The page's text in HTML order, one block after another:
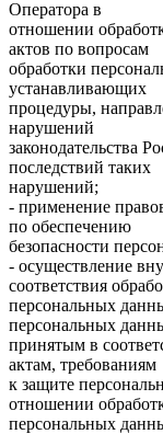
Оператора в
отношении
актов по вопросам
обработки
устанавливающих
процедуры,
нарушений
законодательства
последствий таких
нарушений;
- применение
по обеспечению
безопасности
- осуществление
соответствия
персональных
персональных
принятым в
актам, требованиям
к защите
отношении
персональных